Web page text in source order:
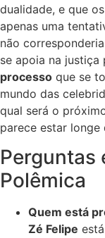
dualidade, e que
apenas uma
não
se apoia na justiça
processo que se
mundo das
qual será o
parece estar longe
Perguntas
Polêmica
Quem está
Zé Felipe